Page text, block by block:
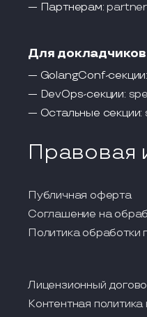
— Партнерам:
Для
— GolangConf-секции:
— DevOps-секции:
— Остальные секции:
Правовая
Публичная оферта
Соглашение на
Политика обработки
Лицензионный
Контентная